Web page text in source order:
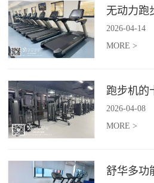
2026-04-14
MORE >
2026-04-08
MORE >